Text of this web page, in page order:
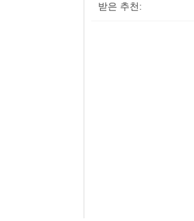
받은 추천: